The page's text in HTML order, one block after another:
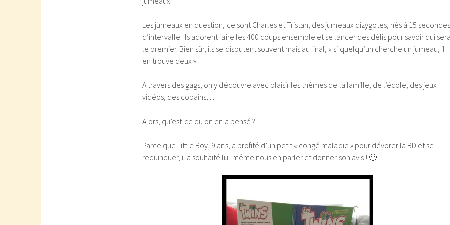
Les jumeaux en question, ce sont Charles et Tristan, des jumeaux dizygotes, nés à 15 secondes
d’intervalle. Ils adorent faire les 400 coups ensemble et se lancer des défis pour savoir qui
le premier. Bien sûr, ils se disputent souvent mais au final, « si quelqu’un cherche un jumeau, il
en trouve deux » !
A travers des gags, on y découvre avec plaisir les thèmes de la famille, de l’école, des jeux
vidéos, des copains…
Alors, qu’est-ce qu’on en a pensé ?
Parce que Little Boy, 9 ans, a profité d’un petit « congé maladie » pour dévorer la BD et se
requinquer, il a souhaité lui-même nous en parler et donner son avis ! 🙂